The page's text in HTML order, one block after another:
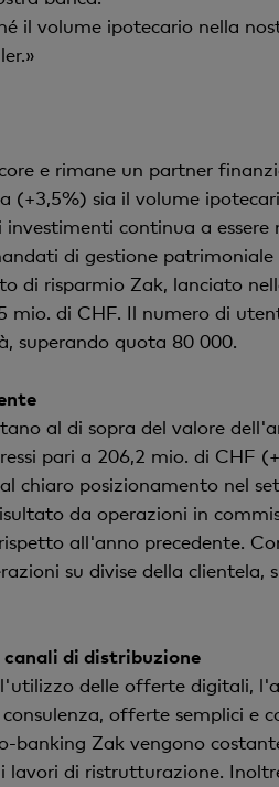
il volume ipotecario nella
e rimane un partner
sia il volume
continua a
di gestione
di risparmio Zak, lanciato
di CHF. Il numero di
superando quota 80 000.
al di sopra del valore
pari a 206,2 mio. di CHF
chiaro posizionamento nel
da operazioni in
all'anno precedente.
su divise della
di distribuzione
delle offerte digitali,
offerte semplici e
Zak vengono
lavori di ristrutturazione.